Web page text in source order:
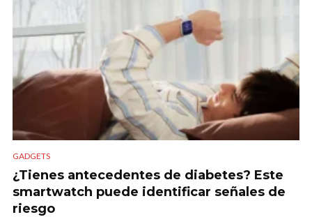
GADGETS
¿Tienes antecedentes de diabetes? Este
smartwatch puede identificar señales de
riesgo